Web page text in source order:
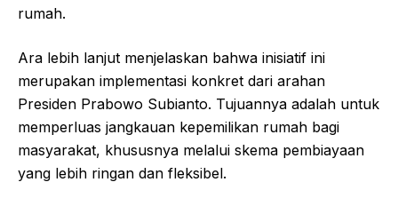
rumah.
Ara lebih lanjut menjelaskan bahwa inisiatif ini
merupakan implementasi konkret dari arahan
Presiden Prabowo Subianto. Tujuannya adalah untuk
memperluas jangkauan kepemilikan rumah bagi
masyarakat, khususnya melalui skema pembiayaan
yang lebih ringan dan fleksibel.